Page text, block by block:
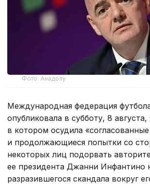
Фото: Анадолу
Международная федерация
опубликовала в субботу, 8 августа,
в котором осудила «согласованные
и продолжающиеся попытки со
некоторых лиц подорвать
ее президента Джанни Инфантино
разразившегося скандала вокруг